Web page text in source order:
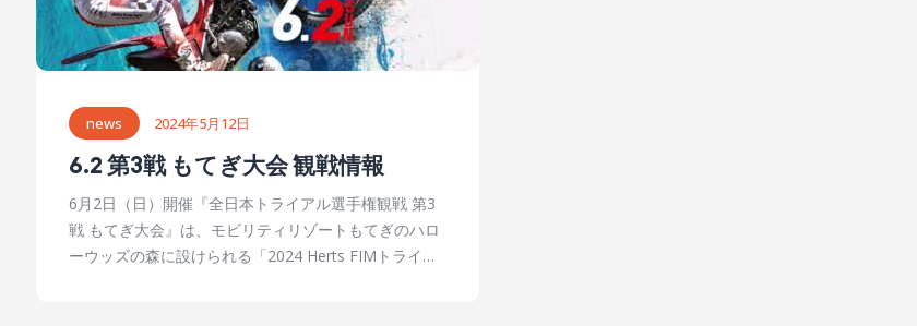
え、その難度はGPを超えていたかもしれない。GPを走
ることがないクラスは、一目瞭然にむずかし目の設定
となった。 スタートは全日本の通常より30分遅い8時
級スーパーとレディースは1分ずつスタートで、レディ
ースと国際A級の間に1時間15分ほどのインターバルが
置かれていた。国際A級スーパーと国際A級は第1セク
ションと第9セクションをのぞく10セクション2ラッ
プ、レディースと国際B級は第6と第11をのぞく10セク
ション2ラップ、これを4時間半で回る戦いが始まっ
news 2024年5月12日
6.2 第3戦 もてぎ大会 観戦情報
6月2日（日）開催『全日本トライアル選手権観戦 第3
戦 もてぎ大会』は、モビリティリゾートもてぎのハロ
ーウッズの森に設けられる「2024 Herts FIMトライア